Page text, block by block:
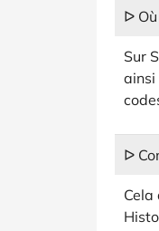
ᐅ
Sur
ainsi
ᐅ
Cela